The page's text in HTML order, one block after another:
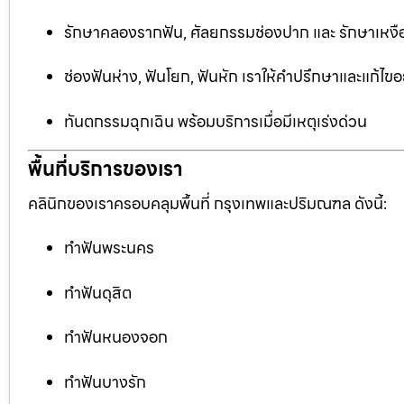
รักษาคลองรากฟัน, ศัลยกรรมช่องปาก และ รักษาเหงื
ช่องฟันห่าง, ฟันโยก, ฟันหัก เราให้คำปรึกษาและแก้ไข
ทันตกรรมฉุกเฉิน พร้อมบริการเมื่อมีเหตุเร่งด่วน
พื้นที่บริการของเรา
คลินิกของเราครอบคลุมพื้นที่ กรุงเทพและปริมณฑล ดังนี้:
ทำฟันพระนคร
ทำฟันดุสิต
ทำฟันหนองจอก
ทำฟันบางรัก